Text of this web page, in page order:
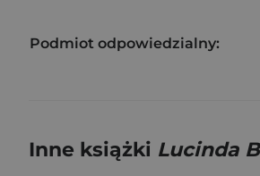
Podmiot odpowiedzialny:
Inne książki Lucinda